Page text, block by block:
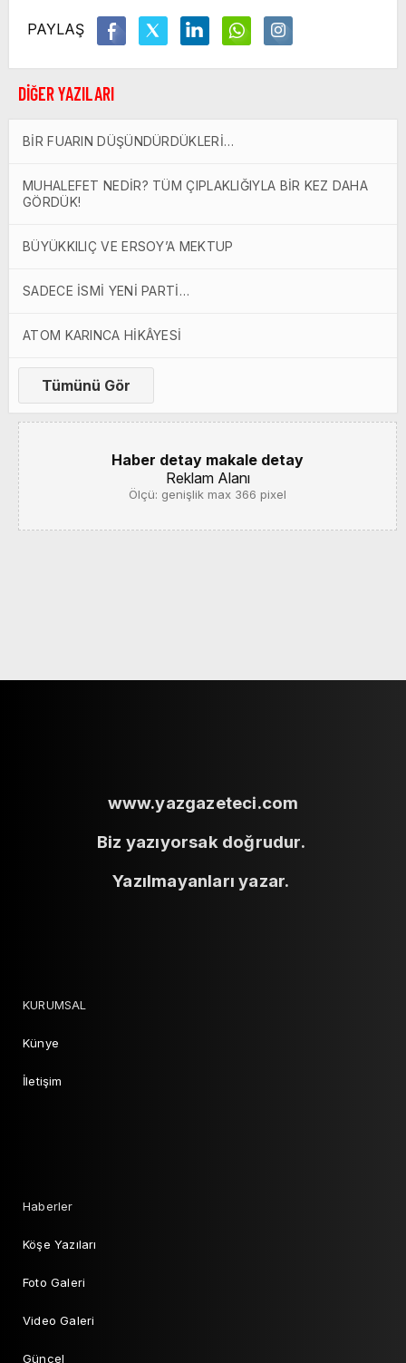
PAYLAŞ
DİĞER YAZILARI
BİR FUARIN DÜŞÜNDÜRDÜKLERİ…
MUHALEFET NEDİR? TÜM ÇIPLAKLIĞIYLA BİR KEZ DAHA
GÖRDÜK!
BÜYÜKKILIÇ VE ERSOY’A MEKTUP
SADECE İSMİ YENİ PARTİ…
ATOM KARINCA HİKÂYESİ
Tümünü Gör
Haber detay makale detay
Reklam Alanı
Ölçü: genişlik max 366 pixel
www.yazgazeteci.com
Biz yazıyorsak doğrudur.
Yazılmayanları yazar.
KURUMSAL
Künye
İletişim
Haberler
Köşe Yazıları
Foto Galeri
Video Galeri
Güncel